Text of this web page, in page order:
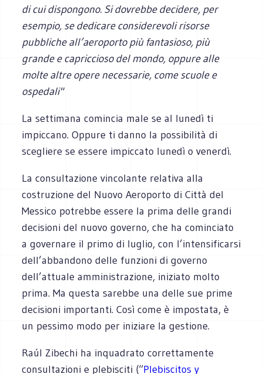
di cui dispongono. Si dovrebbe decidere, per
esempio, se dedicare considerevoli risorse
pubbliche all’aeroporto più fantasioso, più
grande e capriccioso del mondo, oppure alle
molte altre opere necessarie, come scuole e
ospedali"
La settimana comincia male se al lunedì ti
impiccano. Oppure ti danno la possibilità di
scegliere se essere impiccato lunedì o venerdì.
La consultazione vincolante relativa alla
costruzione del Nuovo Aeroporto di Città del
Messico potrebbe essere la prima delle grandi
decisioni del nuovo governo, che ha cominciato
a governare il primo di luglio, con l’intensificarsi
dell’abbandono delle funzioni di governo
dell’attuale amministrazione, iniziato molto
prima. Ma questa sarebbe una delle sue prime
decisioni importanti. Così come è impostata, è
un pessimo modo per iniziare la gestione.
Raúl Zibechi ha inquadrato correttamente
consultazioni e plebisciti (“Plebiscitos y